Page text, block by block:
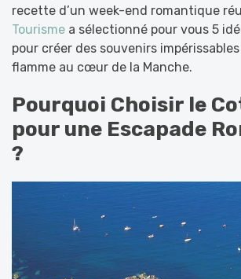
recette d’un week-end romantique
Tourisme a sélectionné pour vous 5
pour créer des souvenirs
flamme au cœur de la Manche.
Pourquoi Choisir le
pour une Escapade
?